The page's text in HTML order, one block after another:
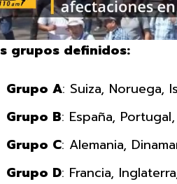
grupos definidos:
Grupo A: Suiza, Noruega,
Grupo B: España,
Grupo C: Alemania,
Grupo D: Francia,